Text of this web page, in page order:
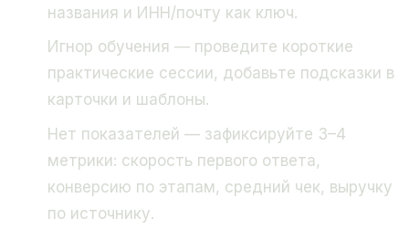
названия и ИНН/почту как ключ.
Игнор обучения — проведите короткие
практические сессии, добавьте подсказки в
карточки и шаблоны.
Нет показателей — зафиксируйте 3–4
метрики: скорость первого ответа,
конверсию по этапам, средний чек, выручку
по источнику.